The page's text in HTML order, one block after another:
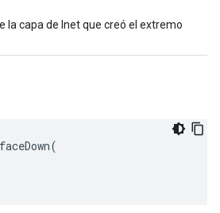
la capa de Inet que creó el extremo